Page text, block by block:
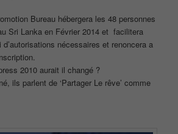
Bureau hébergera les 48 personnes
Sri Lanka en Février 2014 et facilitera
d’autorisations nécessaires et renoncera a
2010 aurait il changé ?
ils parlent de ‘Partager Le rêve’ comme